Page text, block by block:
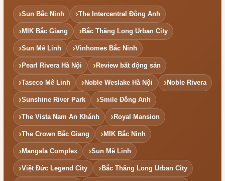
Sun Bắc Ninh The Intercentral Đông Anh
MIK Bắc Giang Bắc Thăng Long Urban City
Sun Mê Linh Vinhomes Bắc Ninh
Pearl Rivera Hà Nội Review bất động sản
Taseco Mê Linh Noble Weslake Hà Nội Noble Rivera
Sunshine River Park Smile Đông Anh
The Vista Nam An Khánh Royal Mansion
The Crown Bắc Giang MIK Bắc Ninh
Mangala Complex Sun Mê Linh
Việt Đức Legend City Bắc Thăng Long Urban City